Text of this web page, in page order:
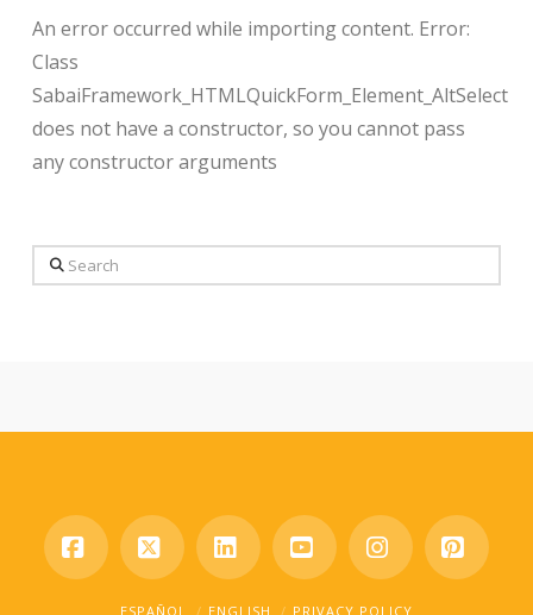
An error occurred while importing content. Error:
Class
SabaiFramework_HTMLQuickForm_Element_AltSelect
does not have a constructor, so you cannot pass
any constructor arguments
Search
ESPAÑOL ENGLISH PRIVACY POLICY